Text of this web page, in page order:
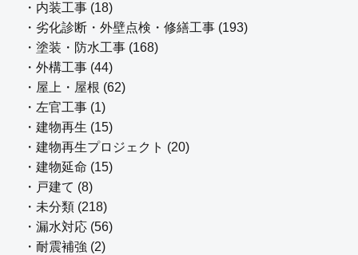
・内装工事 (18)
・劣化診断・外壁点検・修繕工事 (193)
・塗装・防水工事 (168)
・外構工事 (44)
・屋上・屋根 (62)
・左官工事 (1)
・建物再生 (15)
・建物再生プロジェクト (20)
・建物延命 (15)
・戸建て (8)
・未分類 (218)
・漏水対応 (56)
・耐震補強 (2)